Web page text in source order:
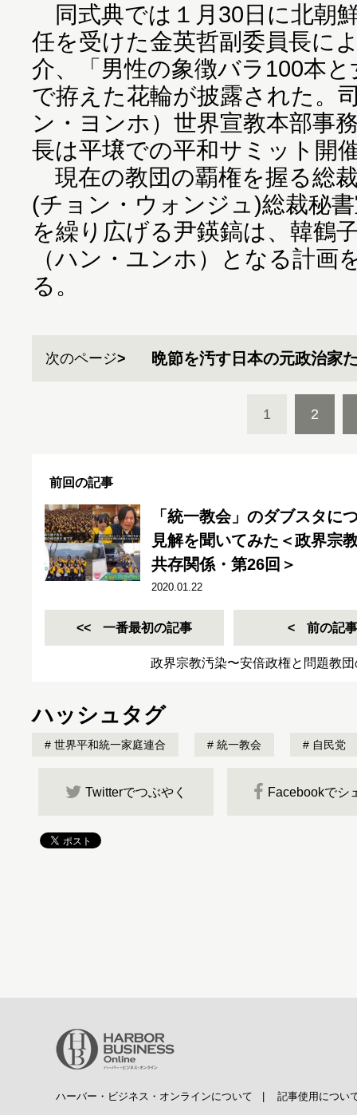
同式典では１月30日に北朝
任を受けた金英哲副委員長に
介、「男性の象徴バラ100本
で拵えた花輪が披露された。
ン・ヨンホ）世界宣教本部事
長は平壌での平和サミット開
現在の教団の覇権を握る総
(チョン・ウォンジュ)総裁秘
を繰り広げる尹鍈鎬は、韓鶴
（ハン・ユンホ）となる計画
る。
次のページ 晩節を汚す日本の元政治家
1 2
前回の記事
「統一教会」のダブスタに
見解を聞いてみた＜政界宗
共存関係・第26回＞
2020.01.22
一番最初の記事 前の記事
政界宗教汚染〜安倍政権と問題教
ハッシュタグ
世界平和統一家庭連合 統一教会 自民党
Twitterでつぶやく Facebookでシ
ハーバー・ビジネス・オンラインについて 記事使用につい